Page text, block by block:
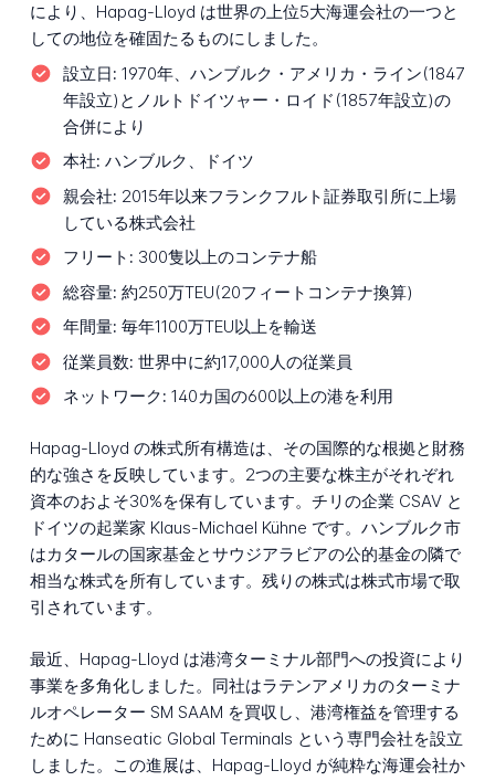
により、Hapag-Lloyd は世界の上位5大海運会社の一つと
しての地位を確固たるものにしました。
設立日: 1970年、ハンブルク・アメリカ・ライン(1847
年設立)とノルトドイツャー・ロイド(1857年設立)の
合併により
本社: ハンブルク、ドイツ
親会社: 2015年以来フランクフルト証券取引所に上場
している株式会社
フリート: 300隻以上のコンテナ船
総容量: 約250万TEU(20フィートコンテナ換算)
年間量: 毎年1100万TEU以上を輸送
従業員数: 世界中に約17,000人の従業員
ネットワーク: 140カ国の600以上の港を利用
Hapag-Lloyd の株式所有構造は、その国際的な根拠と財務
的な強さを反映しています。2つの主要な株主がそれぞれ
資本のおよそ30%を保有しています。チリの企業 CSAV と
ドイツの起業家 Klaus-Michael Kühne です。ハンブルク市
はカタールの国家基金とサウジアラビアの公的基金の隣で
相当な株式を所有しています。残りの株式は株式市場で取
引されています。
最近、Hapag-Lloyd は港湾ターミナル部門への投資により
事業を多角化しました。同社はラテンアメリカのターミナ
ルオペレーター SM SAAM を買収し、港湾権益を管理する
ために Hanseatic Global Terminals という専門会社を設立
しました。この進展は、Hapag-Lloyd が純粋な海運会社か